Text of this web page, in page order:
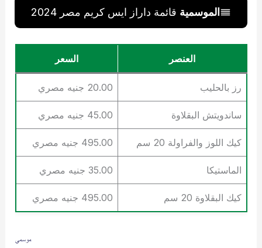
الموسمية قائمة داراز ايس كريم مصر 2024
العنصر السعر
رز بالحليب 20.00 جنيه مصري
ساندويتش البقلاوة 45.00 جنيه مصري
كيك اللوز والفراولة 20 سم 495.00 جنيه مصري
الماستيكا 35.00 جنيه مصري
كيك البقلاوة 20 سم 495.00 جنيه مصري